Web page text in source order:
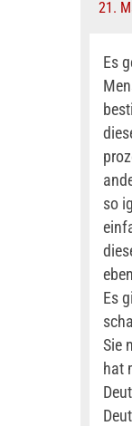
21.
Es
so
Es
Sie
hat